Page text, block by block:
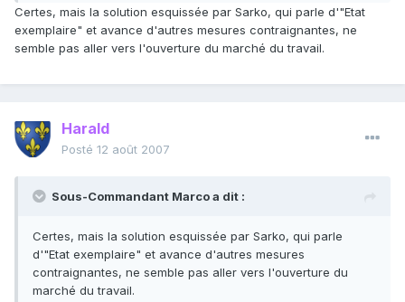
Certes, mais la solution esquissée par Sarko, qui parle d'"Etat
exemplaire" et avance d'autres mesures contraignantes, ne
semble pas aller vers l'ouverture du marché du travail.
Harald
Posté 12 août 2007
Sous-Commandant Marco a dit :
Certes, mais la solution esquissée par Sarko, qui parle
d'"Etat exemplaire" et avance d'autres mesures
contraignantes, ne semble pas aller vers l'ouverture du
marché du travail.